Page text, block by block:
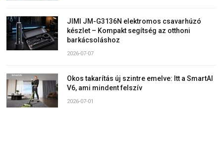
JIMI JM-G3136N elektromos csavarhúzó
készlet – Kompakt segítség az otthoni
barkácsoláshoz
2026-07-07
Okos takarítás új szintre emelve: Itt a SmartAI
V6, ami mindent felszív
2026-07-01